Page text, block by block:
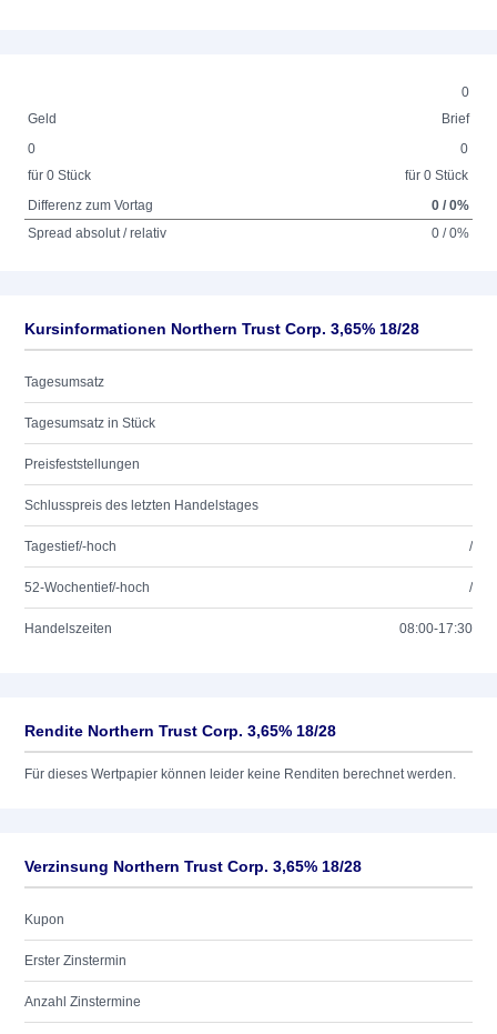
0
Geld
Brief
0
für 0 Stück
0
für 0 Stück
Differenz zum Vortag
0 / 0%
Spread absolut / relativ
0 / 0%
Kursinformationen Northern Trust Corp. 3,65% 18/28
Tagesumsatz
Tagesumsatz in Stück
Preisfeststellungen
Schlusspreis des letzten Handelstages
Tagestief/-hoch /
52-Wochentief/-hoch /
Handelszeiten 08:00-17:30
Rendite Northern Trust Corp. 3,65% 18/28
Für dieses Wertpapier können leider keine Renditen berechnet werden.
Verzinsung Northern Trust Corp. 3,65% 18/28
Kupon
Erster Zinstermin
Anzahl Zinstermine